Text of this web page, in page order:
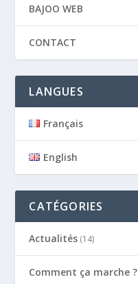
BAJOO WEB
CONTACT
LANGUES
Français
English
CATÉGORIES
Actualités (14)
Comment ça marche ?